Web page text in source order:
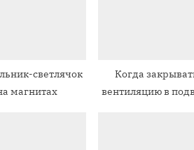
светлячок
магнитах
Когда
вентиляцию в